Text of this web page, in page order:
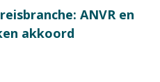
ANVR en
akkoord